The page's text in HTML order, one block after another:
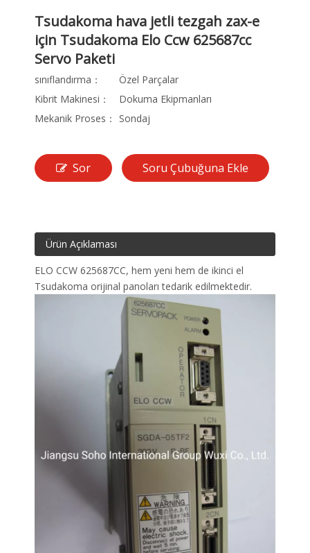
Tsudakoma hava jetli tezgah zax-e
için Tsudakoma Elo Ccw 625687cc
Servo Paketi
sınıflandırma：
Özel Parçalar
Kibrit Makinesi：
Dokuma Ekipmanları
Mekanik Proses：
Sondaj
Sor Soru Çubuğuna Ekle
Ürün Açıklaması
ELO CCW 625687CC, hem yeni hem de ikinci el
Tsudakoma orijinal panoları tedarik edilmektedir.